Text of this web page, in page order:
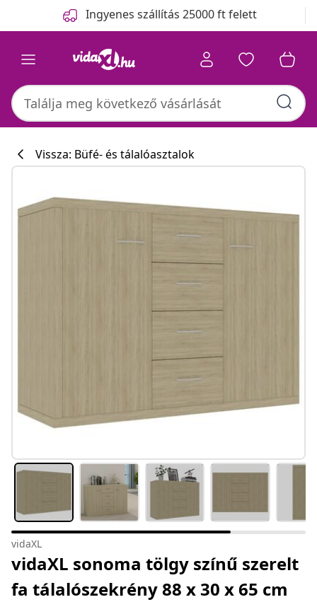
Ingyenes szállítás 25000 ft felett
Vissza: Büfé- és tálalóasztalok
vidaXL
vidaXL sonoma tölgy színű szerelt
fa tálalószekrény 88 x 30 x 65 cm